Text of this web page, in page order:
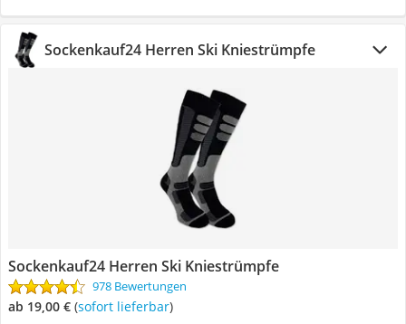
Sockenkauf24 Herren Ski Kniestrümpfe
Sockenkauf24 Herren Ski Kniestrümpfe
978 Bewertungen
ab 19,00 € ( Sofort lieferbar)